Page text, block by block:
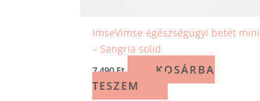
ImseVimse egészségügyi betét mini
– Sangria solid
7 490Ft
KOSÁRBA
TESZEM